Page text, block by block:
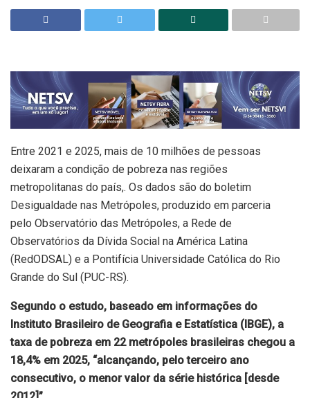
Entre 2021 e 2025, mais de 10 milhões de pessoas
deixaram a condição de pobreza nas regiões
metropolitanas do país,. Os dados são do boletim
Desigualdade nas Metrópoles, produzido em parceria
pelo Observatório das Metrópoles, a Rede de
Observatórios da Dívida Social na América Latina
(RedODSAL) e a Pontifícia Universidade Católica do Rio
Grande do Sul (PUC-RS).
Segundo o estudo, baseado em informações do
Instituto Brasileiro de Geografia e Estatística (IBGE), a
taxa de pobreza em 22 metrópoles brasileiras chegou a
18,4% em 2025, “alcançando, pelo terceiro ano
consecutivo, o menor valor da série histórica [desde